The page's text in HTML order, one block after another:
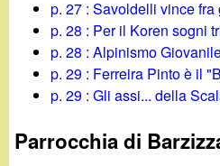
p. 27 : Savoldelli vince
p. 28 : Per il Koren sogni
p. 28 : Alpinismo
p. 29 : Ferreira Pinto è il
p. 29 : Gli assi... della
Parrocchia di